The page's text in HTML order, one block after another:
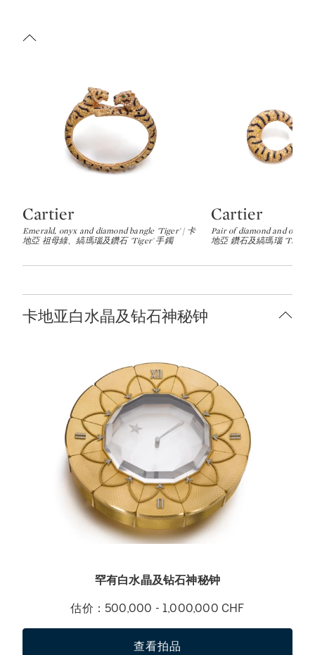
Type: lot
Cartier
Emerald, onyx and diamond bangle 'Tiger' | 卡
地亞 祖母綠、縞瑪瑙及鑽石 'Tiger' 手鐲
Type: lot
Cartier
Pair of diamond and onyx
地亞 鑽石及縞瑪瑙 'Tiger'
卡地亚白水晶及钻石神秘钟
罕有白水晶及钻石神秘钟
估价：500,000 - 1,000,000 CHF
查看拍品